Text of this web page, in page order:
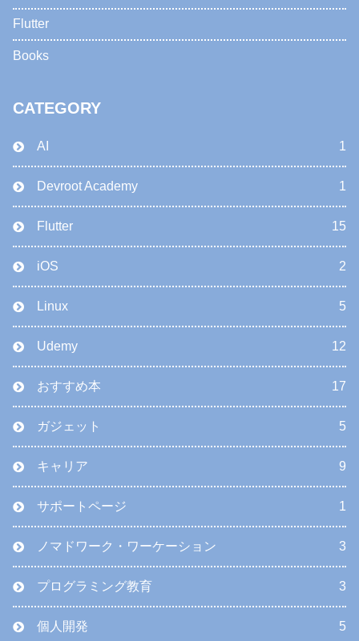
Flutter
Books
CATEGORY
AI 1
Devroot Academy 1
Flutter 15
iOS 2
Linux 5
Udemy 12
おすすめ本 17
ガジェット 5
キャリア 9
サポートページ 1
ノマドワーク・ワーケーション 3
プログラミング教育 3
個人開発 5